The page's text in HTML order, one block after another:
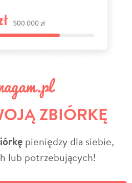
ZBIÓRKĘ
pieniędzy dla siebie,
lub potrzebujących!